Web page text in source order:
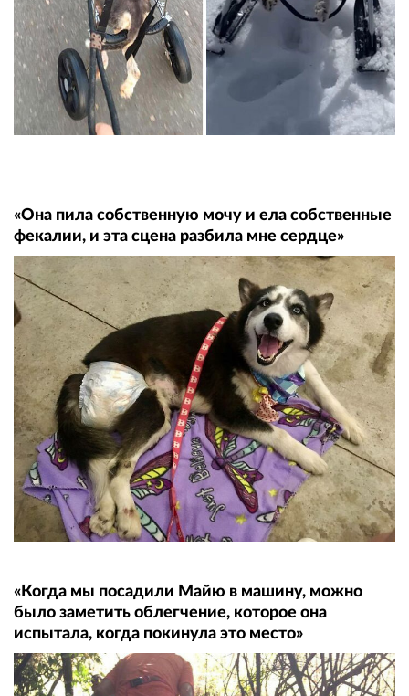
«Она пила собственную мочу и ела собственные
фекалии, и эта сцена разбила мне сердце»
«Когда мы посадили Майю в машину, можно
было заметить облегчение, которое она
испытала, когда покинула это место»